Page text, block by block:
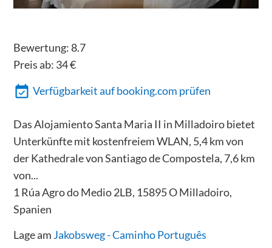
Bewertung: 8.7
Preis ab: 34€
Verfügbarkeit auf booking.com prüfen
Das Alojamiento Santa Maria II in Milladoiro bietet
Unterkünfte mit kostenfreiem WLAN, 5,4 km von
der Kathedrale von Santiago de Compostela, 7,6 km
von...
1 Rúa Agro do Medio 2LB, 15895 O Milladoiro,
Spanien
Lage am Jakobsweg - Caminho Português